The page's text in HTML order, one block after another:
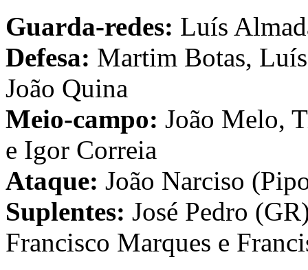
Guarda-redes: Luís
Defesa: Martim Botas,
João Quina
Meio-campo: João Melo,
e Igor Correia
Ataque: João Narciso
Suplentes: José Pedro
Francisco Marques e